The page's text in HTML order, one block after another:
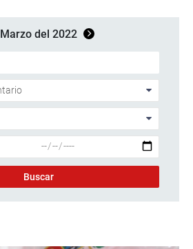
Marzo del 2022